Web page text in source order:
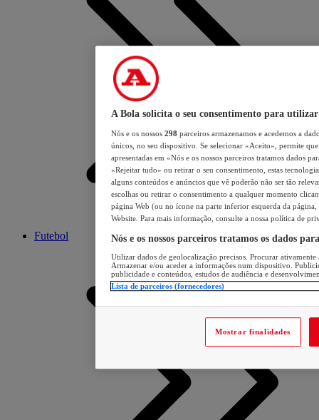
Futebol
A Bola solicita o seu consentimento para utilizar
Nós e os nossos 298 parceiros armazenamos e acedemos a
únicos, no seu dispositivo. Se selecionar «Aceito», permite
apresentadas em «Nós e os nossos parceiros tratamos dados
«Rejeitar tudo» ou retirar o seu consentimento, estas
alguns conteúdos e anúncios que vê poderão não ser tão
escolhas ou retirar o consentimento a qualquer momento
página Web (ou no ícone na parte inferior esquerda da página,
Website. Para mais informação, consulte a nossa política de
Nós e os nossos parceiros tratamos os dados
Utilizar dados de geolocalização precisos. Procurar
Armazenar e/ou aceder a informações num dispositivo.
publicidade e conteúdos, estudos de audiência e
Lista de parceiros (fornecedores)
Mostrar finalidades